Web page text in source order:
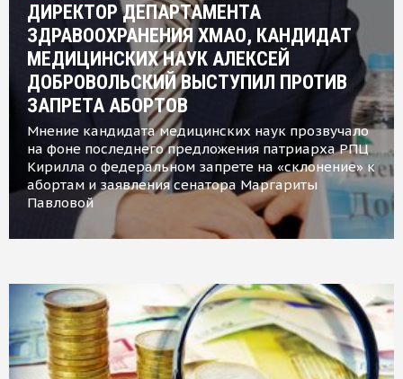
ДИРЕКТОР ДЕПАРТАМЕНТА
ЗДРАВООХРАНЕНИЯ ХМАО, КАНДИДАТ
МЕДИЦИНСКИХ НАУК АЛЕКСЕЙ
ДОБРОВОЛЬСКИЙ ВЫСТУПИЛ ПРОТИВ
ЗАПРЕТА АБОРТОВ
Мнение кандидата медицинских наук прозвучало
на фоне последнего предложения патриарха РПЦ
Кирилла о федеральном запрете на «склонение» к
абортам и заявления сенатора Маргариты
Павловой